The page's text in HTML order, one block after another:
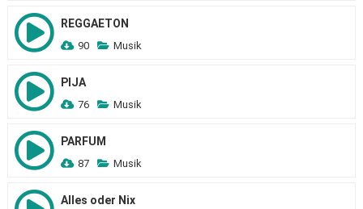
REGGAETON
90 Musik
PIJA
76 Musik
PARFUM
87 Musik
Alles oder Nix